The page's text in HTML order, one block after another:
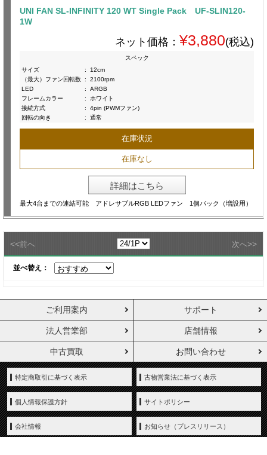
UNI FAN SL-INFINITY 120 WT Single Pack UF-SLIN120-
1W
ネット価格： ¥3,880(税込)
スペック
サイズ
:
12cm
（最大）ファン回転数 :
2100rpm
LED
:
ARGB
フレームカラー
:
ホワイト
接続方式
:
4pin (PWMファン)
回転の向き
: 通常
在庫状況
在庫なし
詳細はこちら
最大4台までの連結可能 アドレサブルRGB LEDファン 1個パック（増設用）
<<前へ 次へ>>
並べ替え：
ご利用案内 サポート
法人営業部 店舗情報
中古買取 お問い合わせ
特定商取引に基づく表示 古物営業法に基づく表示
個人情報保護方針 サイトポリシー
会社情報 お知らせ（プレスリリース）